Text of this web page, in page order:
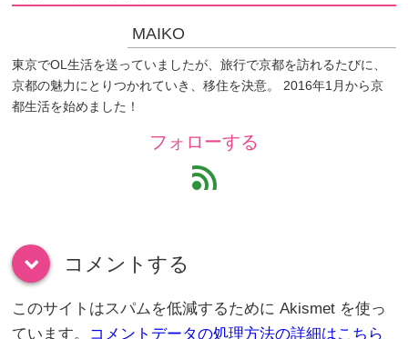
MAIKO
東京でOL生活を送っていましたが、旅行で京都を訪れるたびに、
京都の魅力にとりつかれていき、移住を決意。 2016年1月から京
都生活を始めました！
フォローする
feed
down コメントする
このサイトはスパムを低減するために Akismet を使っ
ています。 コメントデータの処理方法の詳細はこちら